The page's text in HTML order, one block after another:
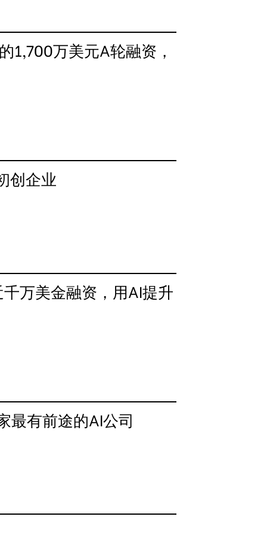
1,700万美元A轮融资，
创企业
万美金融资，用AI提升
最有前途的AI公司